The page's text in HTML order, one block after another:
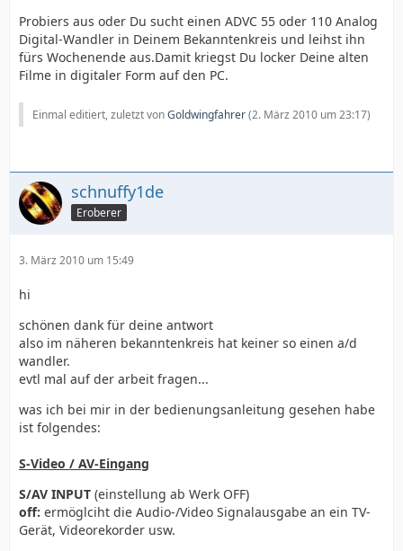
Probiers aus oder Du sucht einen ADVC 55 oder 110 Analog
Digital-Wandler in Deinem Bekanntenkreis und leihst ihn
fürs Wochenende aus.Damit kriegst Du locker Deine alten
Filme in digitaler Form auf den PC.
Einmal editiert, zuletzt vonGoldwingfahrer(2. März 2010 um 23:17)
schnuffy1de
Eroberer
3. März 2010 um 15:49
hi
schönen dank für deine antwort
also im näheren bekanntenkreis hat keiner so einen a/d
wandler.
evtl mal auf der arbeit fragen...
was ich bei mir in der bedienungsanleitung gesehen habe
ist folgendes:
S-Video / AV-Eingang
S/AV INPUT (einstellung ab Werk OFF)
off: ermöglciht die Audio-/Video Signalausgabe an ein TV-
Gerät, Videorekorder usw.